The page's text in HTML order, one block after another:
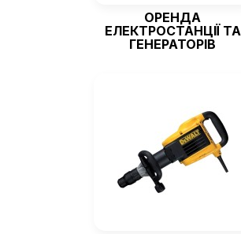
ОРЕНДА
ЕЛЕКТРОСТАНЦІЇ ТА
ГЕНЕРАТОРІВ